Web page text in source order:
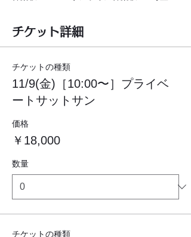
チケット詳細
チケットの種類
11/9(金)［10:00〜］プライベ
ートサットサン
価格
￥18,000
数量
チケットの種類